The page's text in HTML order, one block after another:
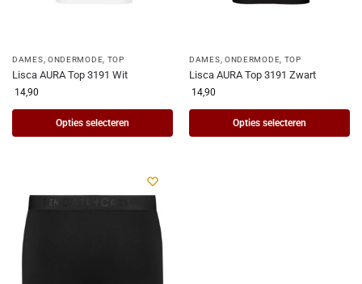
DAMES, ONDERMODE, TOP
Lisca AURA Top 3191 Wit
14,90
Opties selecteren
DAMES, ONDERMODE, TOP
Lisca AURA Top 3191 Zwart
14,90
Opties selecteren